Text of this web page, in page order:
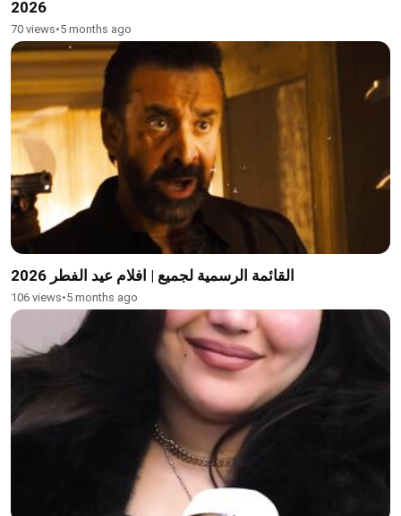
2026
70 views•5 months ago
القائمة الرسمية لجميع | افلام عيد الفطر 2026
106 views•5 months ago